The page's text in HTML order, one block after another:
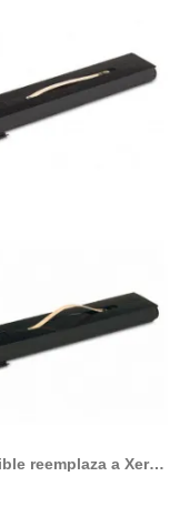
reemplaza a Xerox
/ 006R01452